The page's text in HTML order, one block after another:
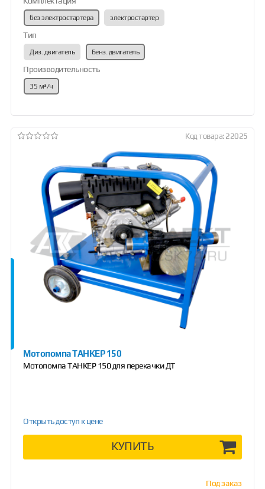
без электростартера электростартер
Тип
Диз. двигатель Бенз. двигатель
Производительность
35 м³/ч
Код товара: 22025
Мотопомпа ТАНКЕР 150
Мотопомпа ТАНКЕР 150 для перекачки ДТ
Открыть доступ к цене
КУПИТЬ
Под заказ